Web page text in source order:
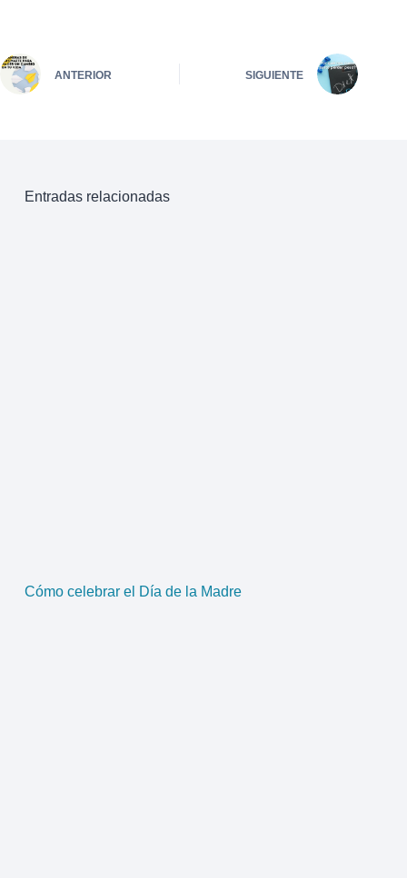
ANTERIOR SIGUIENTE
Entradas relacionadas
Cómo celebrar el Día de la Madre